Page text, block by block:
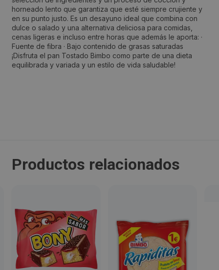
horneado lento que garantiza que esté siempre crujiente y
en su punto justo. Es un desayuno ideal que combina con
dulce o salado y una alternativa deliciosa para comidas,
cenas ligeras e incluso entre horas que además le aporta: ·
Fuente de fibra · Bajo contenido de grasas saturadas
¡Disfruta el pan Tostado Bimbo como parte de una dieta
equilibrada y variada y un estilo de vida saludable!
Dirección:
Desarrollo de mercado & Trade canal OOH C/Josep Pla
2, Edificio 2B. Torres Diagonal Litoral
Provincia:
España
Teléfono:
636478528
Productos relacionados